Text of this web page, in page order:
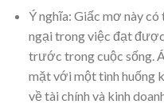
Ý nghĩa: Giấc mơ này
ngại trong việc đạt
trước trong cuộc sống.
mặt với một tình huống
về tài chính và kinh